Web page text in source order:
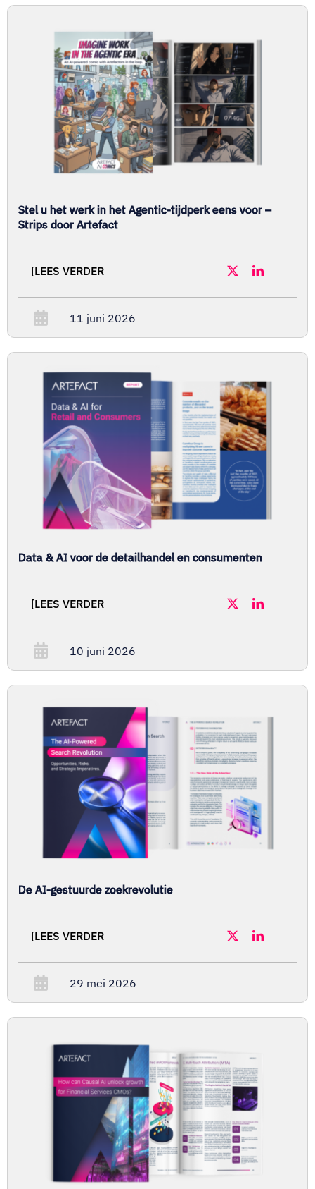
Stel u het werk in het Agentic-tijdperk eens voor –
Strips door Artefact
[LEES VERDER
11 juni 2026
Data & AI voor de detailhandel en consumenten
[LEES VERDER
10 juni 2026
De AI-gestuurde zoekrevolutie
[LEES VERDER
29 mei 2026